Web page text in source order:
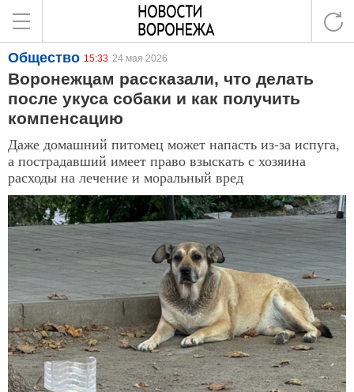
Общество 15:33 24 мая 2026
Воронежцам рассказали, что делать
после укуса собаки и как получить
компенсацию
Даже домашний питомец может напасть из-за испуга,
а пострадавший имеет право взыскать с хозяина
расходы на лечение и моральный вред